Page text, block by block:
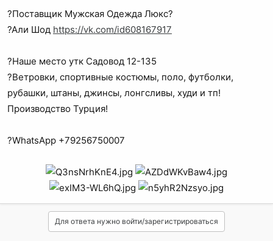
?Поставщик Мужская Одежда Люкс?
?Али Шод https://vk.com/id608167917
?Наше место утк Садовод 12-135
?Ветровки, спортивные костюмы, поло, футболки,
рубашки, штаны, джинсы, лонгсливы, худи и тп!
Производство Турция!
?WhatsApp +79256750007
Для ответа нужно войти/зарегистрироваться